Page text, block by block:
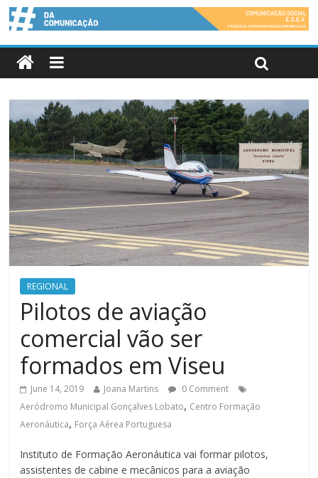
REGIONAL
Pilotos de aviação
comercial vão ser
formados em Viseu
June 14, 2019 Joana Martins
0 Comment
Aeródromo Municipal Gonçalves Lobato, Centro Formação
Aeronáutica, Força Aérea Portuguesa
Instituto de Formação Aeronáutica vai formar pilotos,
assistentes de cabine e mecânicos para a aviação